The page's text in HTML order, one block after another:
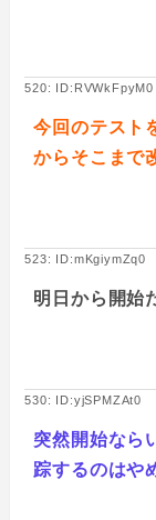
520: ID:RVWkFpyM0
今回のテスト
からそこまで
523: ID:mKgiymZq0
明日から開始
530: ID:yjSPMZAt0
突然開始なら
踪するのはや